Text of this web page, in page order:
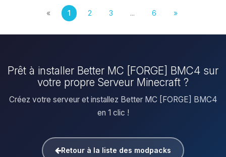
« 1 2 3 ... 6 »
Prêt à installer Better MC [FORGE] BMC4 sur
votre propre Serveur Minecraft ?
Créez votre serveur et installez Better MC [FORGE] BMC4
en 1 clic !
Retour à la liste des modpacks